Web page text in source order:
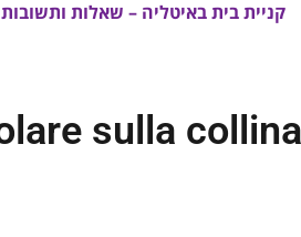
קניית בית באיטליה – שאלות ותשובות